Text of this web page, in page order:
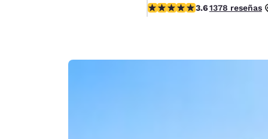
calificación de 3.65
3.61378 reseñas